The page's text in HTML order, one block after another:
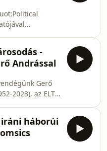
voltunk a
ropogó&quot;
úgyhogy a
Hallenbeck
utolsó
citálhattuaz
ban és
hiszen
magyar
Hivatalt nem
miképp
belügyekbe.A
I
-
Andrással
Gerő
2023), az ELTE
&quot;Az
a
magyarok
iráni háborúi